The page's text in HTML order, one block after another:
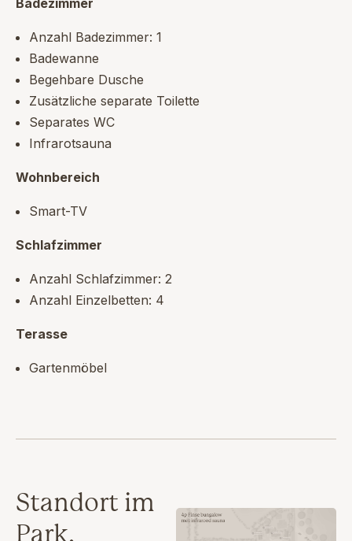
Badezimmer
Anzahl Badezimmer: 1
Badewanne
Begehbare Dusche
Zusätzliche separate Toilette
Separates WC
Infrarotsauna
Wohnbereich
Smart-TV
Schlafzimmer
Anzahl Schlafzimmer: 2
Anzahl Einzelbetten: 4
Terasse
Gartenmöbel
Standort im
Park.